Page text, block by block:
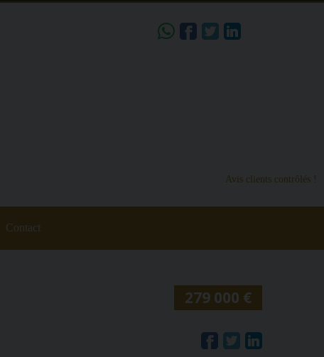
Avis clients contrôlés !
Contact
279 000 €